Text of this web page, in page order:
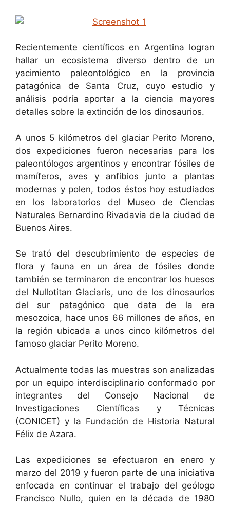
Recientemente científicos en Argentina logran
hallar un ecosistema diverso dentro de un
yacimiento paleontológico en la provincia
patagónica de Santa Cruz, cuyo estudio y
análisis podría aportar a la ciencia mayores
detalles sobre la extinción de los dinosaurios.
A unos 5 kilómetros del glaciar Perito Moreno,
dos expediciones fueron necesarias para los
paleontólogos argentinos y encontrar fósiles de
mamíferos, aves y anfibios junto a plantas
modernas y polen, todos éstos hoy estudiados
en los laboratorios del Museo de Ciencias
Naturales Bernardino Rivadavia de la ciudad de
Buenos Aires.
Se trató del descubrimiento de especies de
flora y fauna en un área de fósiles donde
también se terminaron de encontrar los huesos
del Nullotitan Glaciaris, uno de los dinosaurios
del sur patagónico que data de la era
mesozoica, hace unos 66 millones de años, en
la región ubicada a unos cinco kilómetros del
famoso glaciar Perito Moreno.
Actualmente todas las muestras son analizadas
por un equipo interdisciplinario conformado por
integrantes del Consejo Nacional de
Investigaciones Científicas y Técnicas
(CONICET) y la Fundación de Historia Natural
Félix de Azara.
Las expediciones se efectuaron en enero y
marzo del 2019 y fueron parte de una iniciativa
enfocada en continuar el trabajo del geólogo
Francisco Nullo, quien en la década de 1980